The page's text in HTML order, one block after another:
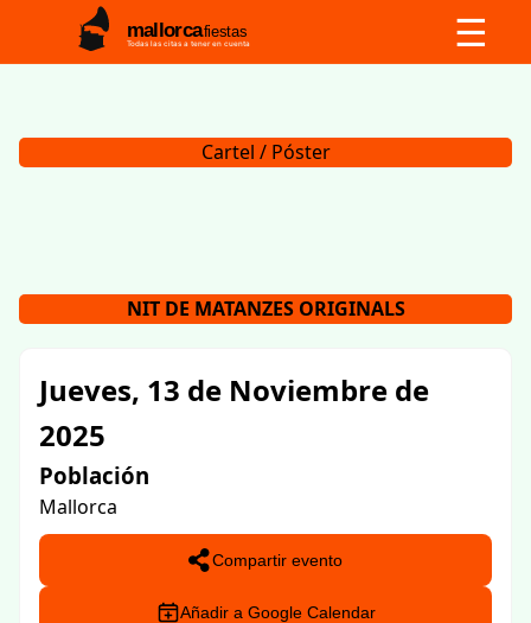
mallorcafiestas
Todas las citas a tener en cuenta ☰
Cartel / Póster
NIT DE MATANZES ORIGINALS
Jueves, 13 de Noviembre de
2025
Población
Mallorca
Compartir evento
Añadir a Google Calendar